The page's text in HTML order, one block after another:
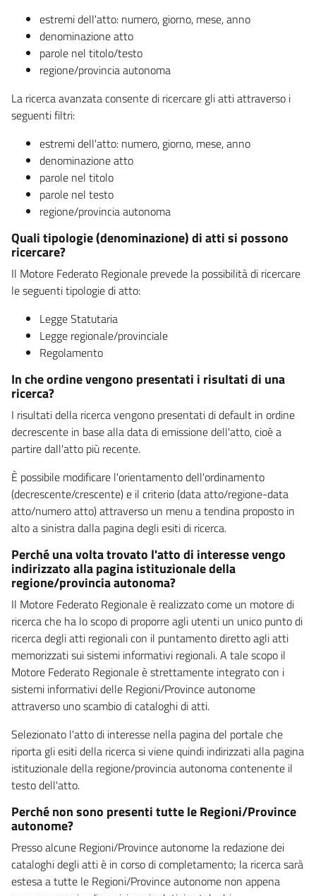
estremi dell'atto: numero, giorno, mese, anno
denominazione atto
parole nel titolo/testo
regione/provincia autonoma
La ricerca avanzata consente di ricercare gli atti attraverso i
seguenti filtri:
estremi dell'atto: numero, giorno, mese, anno
denominazione atto
parole nel titolo
parole nel testo
regione/provincia autonoma
Quali tipologie (denominazione) di atti si possono
ricercare?
Il Motore Federato Regionale prevede la possibilità di ricercare
le seguenti tipologie di atto:
Legge Statutaria
Legge regionale/provinciale
Regolamento
In che ordine vengono presentati i risultati di una
ricerca?
I risultati della ricerca vengono presentati di default in ordine
decrescente in base alla data di emissione dell'atto, cioè a
partire dall'atto più recente.
È possibile modificare l'orientamento dell'ordinamento
(decrescente/crescente) e il criterio (data atto/regione-data
atto/numero atto) attraverso un menu a tendina proposto in
alto a sinistra dalla pagina degli esiti di ricerca.
Perché una volta trovato l'atto di interesse vengo
indirizzato alla pagina istituzionale della
regione/provincia autonoma?
Il Motore Federato Regionale è realizzato come un motore di
ricerca che ha lo scopo di proporre agli utenti un unico punto di
ricerca degli atti regionali con il puntamento diretto agli atti
memorizzati sui sistemi informativi regionali. A tale scopo il
Motore Federato Regionale è strettamente integrato con i
sistemi informativi delle Regioni/Province autonome
attraverso uno scambio di cataloghi di atti.
Selezionato l'atto di interesse nella pagina del portale che
riporta gli esiti della ricerca si viene quindi indirizzati alla pagina
istituzionale della regione/provincia autonoma contenente il
testo dell'atto.
Perché non sono presenti tutte le Regioni/Province
autonome?
Presso alcune Regioni/Province autonome la redazione dei
cataloghi degli atti è in corso di completamento; la ricerca sarà
estesa a tutte le Regioni/Province autonome non appena